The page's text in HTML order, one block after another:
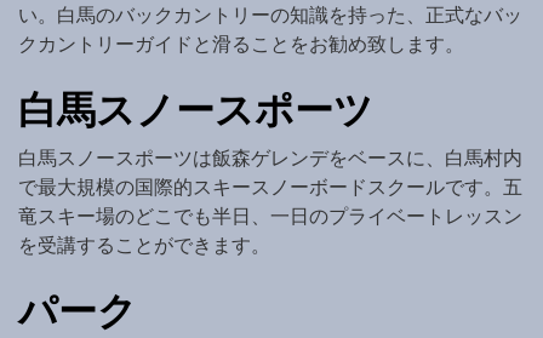
い。白馬のバックカントリーの知識を持った、正式なバッ
クカントリーガイドと滑ることをお勧め致します。
白馬スノースポーツ
白馬スノースポーツは飯森ゲレンデをベースに、白馬村内
で最大規模の国際的スキースノーボードスクールです。五
竜スキー場のどこでも半日、一日のプライベートレッスン
を受講することができます。
パーク